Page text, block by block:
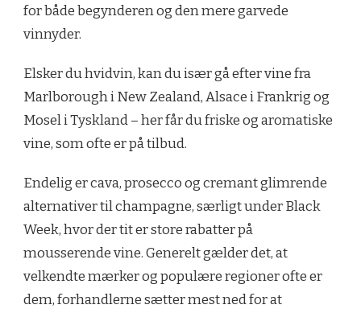
for både begynderen og den mere garvede
vinnyder.
Elsker du hvidvin, kan du især gå efter vine fra
Marlborough i New Zealand, Alsace i Frankrig og
Mosel i Tyskland – her får du friske og aromatiske
vine, som ofte er på tilbud.
Endelig er cava, prosecco og cremant glimrende
alternativer til champagne, særligt under Black
Week, hvor der tit er store rabatter på
mousserende vine. Generelt gælder det, at
velkendte mærker og populære regioner ofte er
dem, forhandlerne sætter mest ned for at